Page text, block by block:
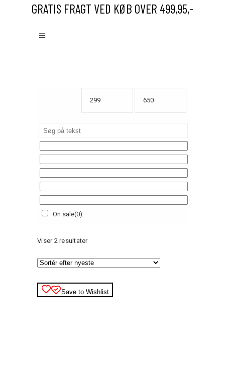
GRATIS FRAGT VED KØB OVER 499,95,-
On sale(0)
Viser 2 resultaterSorteret
efter
seneste
Save to Wishlist